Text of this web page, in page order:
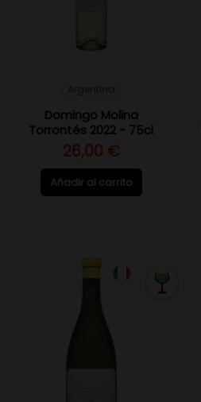
Domingo Molina
Torrontés 2022 - 75cl
26,00 €
Añadir al carrito